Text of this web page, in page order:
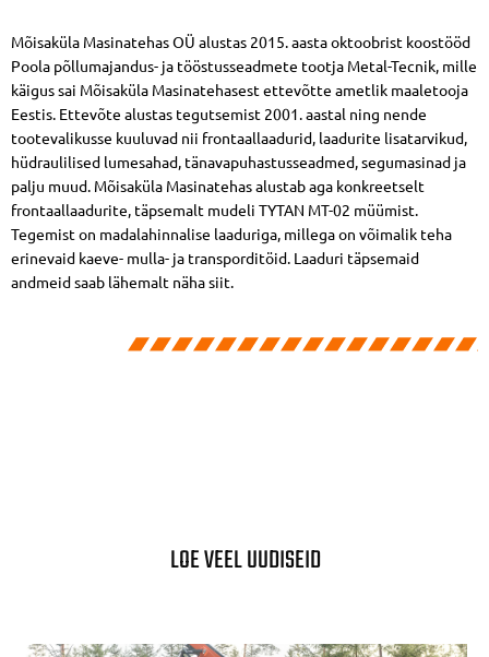
Mõisaküla Masinatehas OÜ alustas 2015. aasta oktoobrist koostööd
Poola põllumajandus- ja tööstusseadmete tootja Metal-Tecnik, mille
käigus sai Mõisaküla Masinatehasest ettevõtte ametlik maaletooja
Eestis. Ettevõte alustas tegutsemist 2001. aastal ning nende
tootevalikusse kuuluvad nii frontaallaadurid, laadurite lisatarvikud,
hüdraulilised lumesahad, tänavapuhastusseadmed, segumasinad ja
palju muud. Mõisaküla Masinatehas alustab aga konkreetselt
frontaallaadurite, täpsemalt mudeli TYTAN MT-02 müümist.
Tegemist on madalahinnalise laaduriga, millega on võimalik teha
erinevaid kaeve- mulla- ja transporditöid. Laaduri täpsemaid
andmeid saab lähemalt näha siit.
LOE VEEL UUDISEID